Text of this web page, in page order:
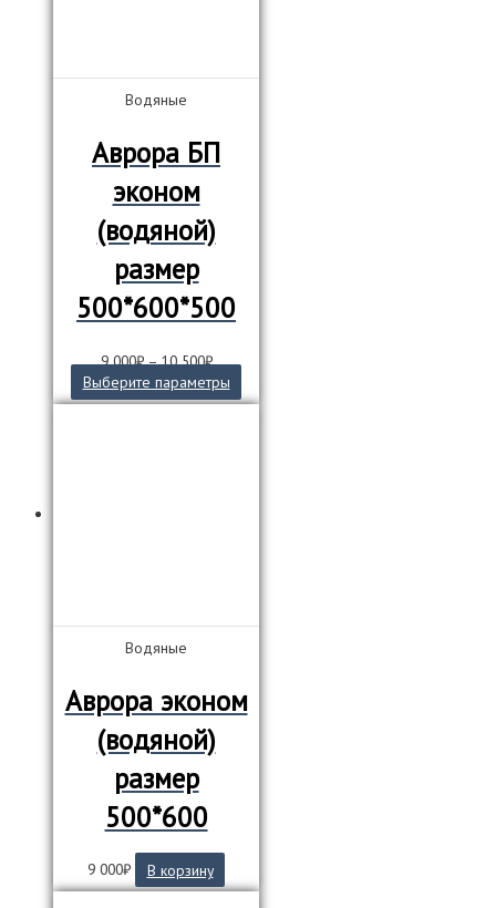
Водяные
Аврора БП
эконом
(водяной)
размер
500*600*500
9 000₽–10 500₽
Выберите параметры
товар
Водяные
Аврора эконом
(водяной)
размер
500*600
9 000₽ В корзину